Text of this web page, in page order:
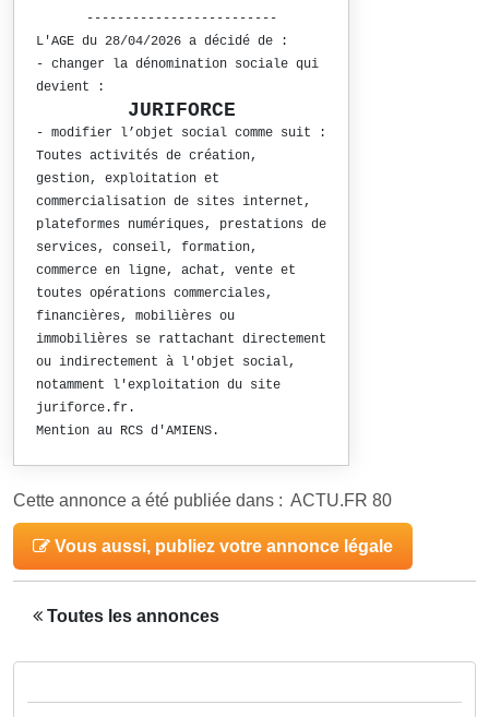
-------------------------
L'AGE du 28/04/2026 a décidé de :
- changer la dénomination sociale qui
devient :
JURIFORCE
- modifier l’objet social comme suit :
Toutes activités de création,
gestion, exploitation et
commercialisation de sites internet,
plateformes numériques, prestations de
services, conseil, formation,
commerce en ligne, achat, vente et
toutes opérations commerciales,
financières, mobilières ou
immobilières se rattachant directement
ou indirectement à l'objet social,
notamment l'exploitation du site
juriforce.fr.
Mention au RCS d'AMIENS.
Cette annonce a été publiée dans : ACTU.FR 80
Vous aussi, publiez votre annonce légale
Toutes les annonces